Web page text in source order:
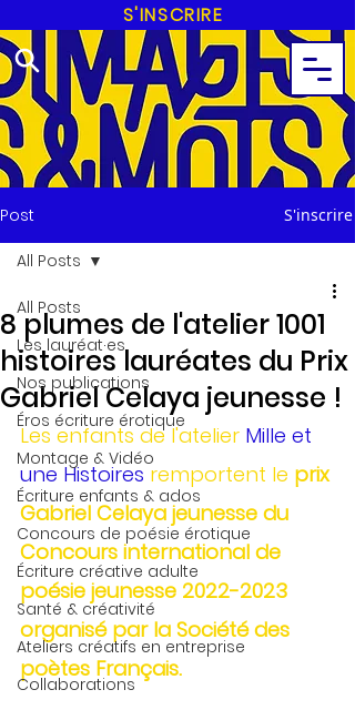
S'INSCRIRE
Post S'inscrire
All Posts
Les lauréat·es
Nos publications
Éros écriture érotique
Montage & Vidéo
Écriture enfants & ados
Concours de poésie érotique
Écriture créative adulte
Santé & créativité
Ateliers créatifs en entreprise
Collaborations
All Posts
8 plumes de l'atelier 1001
histoires lauréates du Prix
Gabriel Celaya jeunesse !
Les enfants de l'atelier Mille et
une Histoires remportent le prix
Gabriel Celaya jeunesse du
Concours international de
poésie jeunesse 2022-2023
organisé par la Société des
poètes Français.